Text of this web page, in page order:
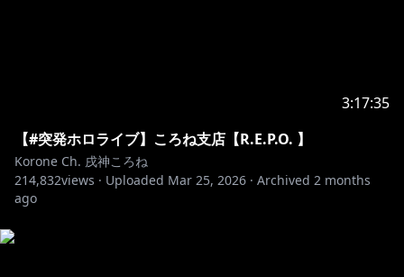
3:17:35
【#突発ホロライブ】ころね支店【R.E.P.O. 】
Korone Ch. 戌神ころね
214,832views · Uploaded Mar 25, 2026 · Archived 2 months
ago